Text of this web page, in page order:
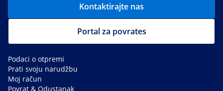
Kontaktirajte nas
Portal za povrates
Podaci o otpremi
Prati svoju narudžbu
Moj račun
Povrat & Odustanak